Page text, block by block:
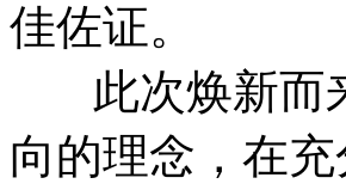
佳佐证。
此次焕新而来
向的理念，在